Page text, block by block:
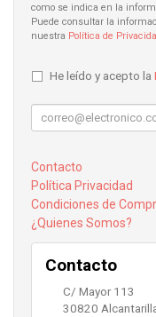
como se indica en la
Puede consultar la
nuestra Política de
He leído y acepto la
Contacto
Política Privacidad
Condiciones de
¿Quienes Somos?
Contacto
C/ Mayor 113
30820